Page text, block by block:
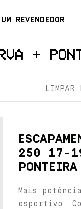
REVENDEDOR
+
LIMPAR
250 17-
PONTEIRA
Mais
esportivo.